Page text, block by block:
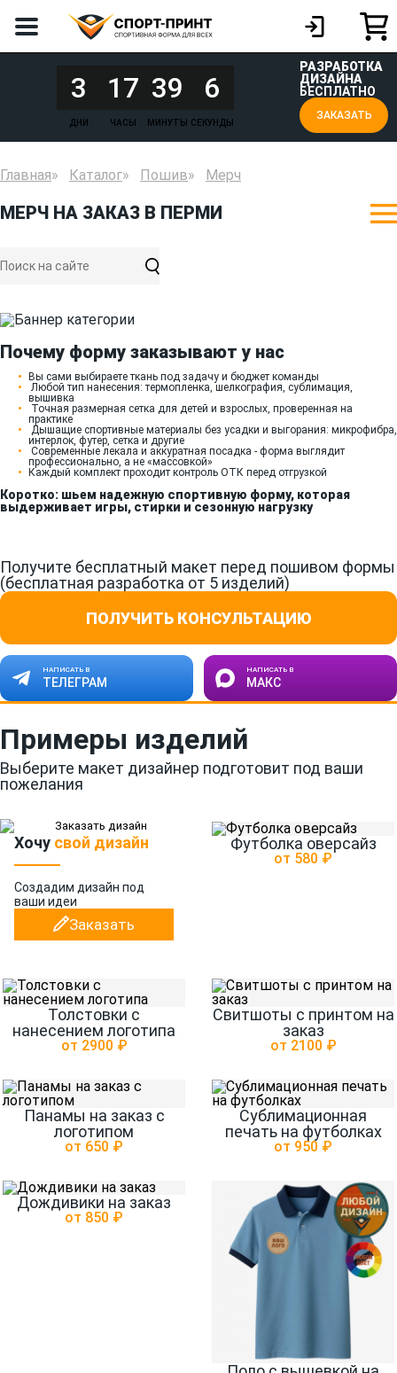
3
ДНИ
17
ЧАСЫ
39
МИНУТЫ
6
СЕКУНДЫ
РАЗРАБОТКА
ДИЗАЙНА
БЕСПЛАТНО
ЗАКАЗАТЬ
Главная Каталог Пошив Мерч
МЕРЧ НА ЗАКАЗ В ПЕРМИ
Почему форму заказывают у нас
Вы сами выбираете ткань под задачу и бюджет команды
Любой тип нанесения: термопленка, шелкография, сублимация,
вышивка
Точная размерная сетка для детей и взрослых, проверенная на
практике
Дышащие спортивные материалы без усадки и выгорания: микрофибра,
интерлок, футер, сетка и другие
Современные лекала и аккуратная посадка - форма выглядит
профессионально, а не «массовкой»
Каждый комплект проходит контроль ОТК перед отгрузкой
Коротко: шьем надежную спортивную форму, которая
выдерживает игры, стирки и сезонную нагрузку
Получите бесплатный макет перед пошивом формы
(бесплатная разработка от 5 изделий)
ПОЛУЧИТЬ КОНСУЛЬТАЦИЮ
НАПИСАТЬ В
ТЕЛЕГРАМ
НАПИСАТЬ В
МАКС
Примеры изделий
Выберите макет дизайнер подготовит под ваши
пожелания
Хочу свой дизайн
Создадим дизайн под
ваши идеи
Заказать
Футболка оверсайз
от 580 ₽
Толстовки с
нанесением логотипа
от 2900 ₽
Свитшоты с принтом на
заказ
от 2100 ₽
Панамы на заказ с
логотипом
от 650 ₽
Сублимационная
печать на футболках
от 950 ₽
Дождивики на заказ
от 850 ₽